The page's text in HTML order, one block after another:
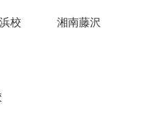
浜校 湘南藤沢
校